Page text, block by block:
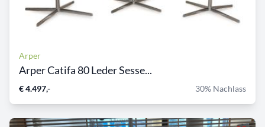
Arper
Arper Catifa 80 Leder Sesse...
€ 4.497,- 30% Nachlass